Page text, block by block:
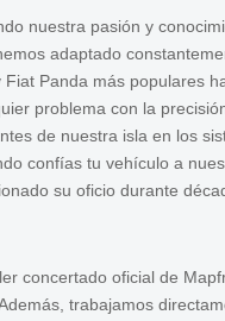
nuestra pasión y
adaptado
Panda más populares
problema con la
de nuestra isla en los
confías tu vehículo a
su oficio durante
concertado oficial de
trabajamos